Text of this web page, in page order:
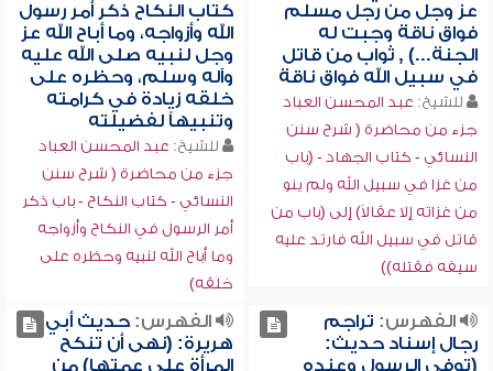
عز وجل من رجل مسلم
فواق ناقة وجبت له
الجنة...) , ثواب من قاتل
في سبيل الله فواق ناقة
للشيخ: عبد المحسن العباد
جزء من محاضرة ( شرح سنن
النسائي - كتاب الجهاد - (باب
من غزا في سبيل الله ولم ينو
من غزاته إلا عقالاً) إلى (باب من
قاتل في سبيل الله فارتد عليه
سيفه فقتله))
كتاب النكاح ذكر أمر رسول
الله وأزواجه، وما أباح الله عز
وجل لنبيه صلى الله عليه
وآله وسلم، وحظره على
خلقه زيادة في كرامته
وتنبيهاً لفضيلته
للشيخ: عبد المحسن العباد
جزء من محاضرة ( شرح سنن
النسائي - كتاب النكاح - باب ذكر
أمر الرسول في النكاح وأزواجه
وما أباح الله لنبيه وحظره على
خلقه)
الفهرس: تراجم
رجال إسناد حديث:
(توفي الرسول وعنده
الفهرس:حديث أبي
هريرة: (نهى أن تنكح
المرأة على عمتها) من